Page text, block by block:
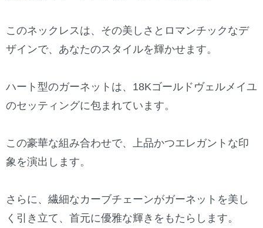
このネックレスは、その美しさとロマンチックなデ
ザインで、あなたのスタイルを輝かせます。
ハート型のガーネットは、18Kゴールドヴェルメイユ
のセッティングに包まれています。
この豪華な組み合わせで、上品かつエレガントな印
象を演出します。
さらに、繊細なカーブチェーンがガーネットを美し
く引き立て、首元に優雅な輝きをもたらします。